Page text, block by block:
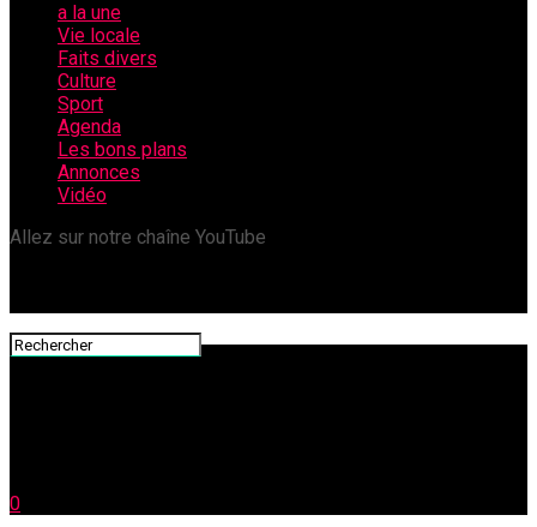
a la une
Vie locale
Faits divers
Culture
Sport
Agenda
Les bons plans
Annonces
Vidéo
Allez sur notre chaîne YouTube
0